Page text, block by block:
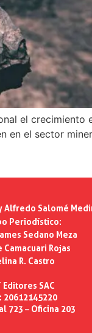
el crecimiento
en el sector
Alfredo Salomé
Periodístico:
Sedano Meza
Camacuari Rojas
R. Castro
Editores SAC
20612145220
723 – Oficina 203